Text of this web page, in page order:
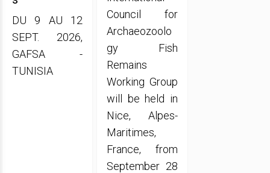
DU 9 AU 12
SEPT. 2026,
GAFSA -
TUNISIA
Council for
Archaeozoolo
gy Fish
Remains
Working Group
will be held in
Nice, Alpes-
Maritimes,
France, from
September 28